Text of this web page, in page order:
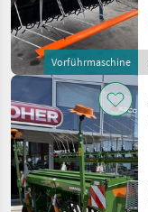
Vorführmaschine